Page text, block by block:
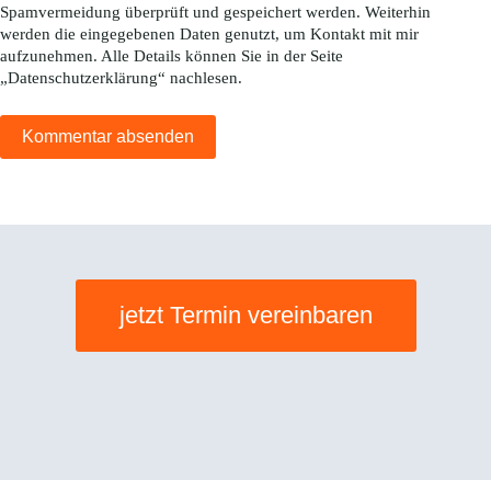
Spamvermeidung überprüft und gespeichert werden. Weiterhin
werden die eingegebenen Daten genutzt, um Kontakt mit mir
aufzunehmen. Alle Details können Sie in der Seite
„Datenschutzerklärung“ nachlesen.
Kommentar absenden
jetzt Termin vereinbaren